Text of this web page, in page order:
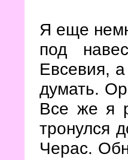
Я еще
под
Евсевия,
думать.
Все же я
тронулся
Черас.